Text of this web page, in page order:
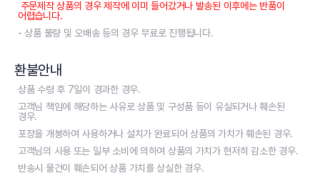
주문제작 상품의 경우 제작에 이미 들어갔거나 발송된 이후에는 반품이
어렵습니다.
- 상품 불량 및 오배송 등의 경우 무료로 진행됩니다.
환불안내
상품 수령 후 7일이 경과한 경우.
고객님 책임에 해당하는 사유로 상품 및 구성품 등이 유실되거나 훼손된
경우.
포장을 개봉하여 사용하거나 설치가 완료되어 상품의 가치가 훼손된 경우.
고객님의 사용 또는 일부 소비에 의하여 상품의 가치가 현저히 감소한 경우.
반송시 물건이 훼손되어 상품 가치를 상실한 경우.